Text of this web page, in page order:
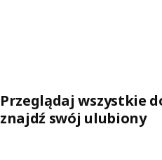
Przeglądaj wszystkie
znajdź swój ulubiony